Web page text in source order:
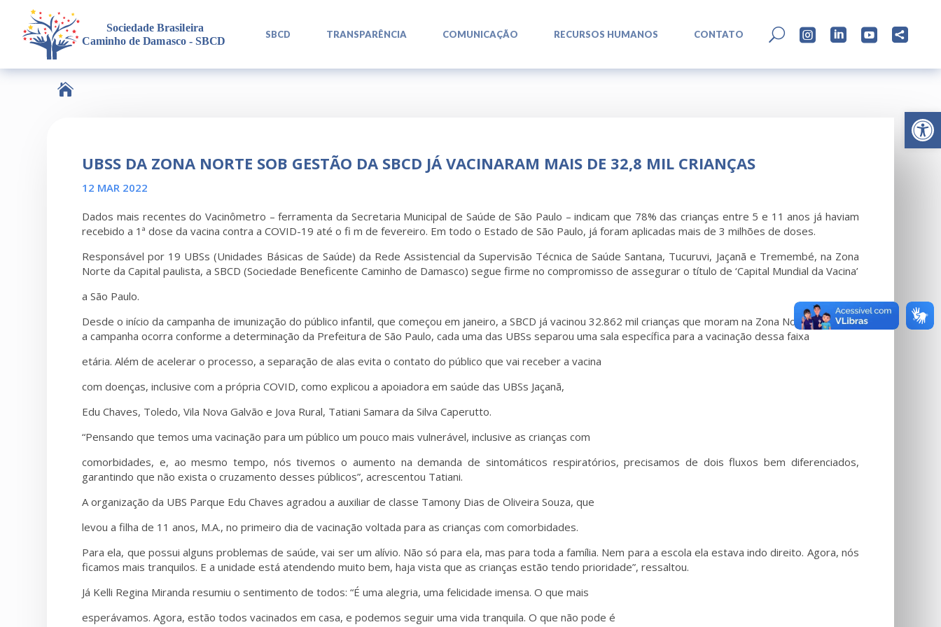
Abrir
SBCD TRANSPARÊNCIA COMUNICAÇÃO RECURSOS HUMANOS CONTATO U    

UBSS DA ZONA NORTE SOB GESTÃO DA SBCD JÁ VACINARAM MAIS DE 32,8 MIL CRIANÇAS
12 MAR 2022
Dados mais recentes do Vacinômetro – ferramenta da Secretaria Municipal de Saúde de São Paulo – indicam que 78% das crianças entre 5 e 11 anos já haviam
recebido a 1ª dose da vacina contra a COVID-19 até o fi m de fevereiro. Em todo o Estado de São Paulo, já foram aplicadas mais de 3 milhões de doses.
Responsável por 19 UBSs (Unidades Básicas de Saúde) da Rede Assistencial da Supervisão Técnica de Saúde Santana, Tucuruvi, Jaçanã e Tremembé, na Zona
Norte da Capital paulista, a SBCD (Sociedade Beneficente Caminho de Damasco) segue firme no compromisso de assegurar o título de ‘Capital Mundial da Vacina’
a São Paulo.
Desde o início da campanha de imunização do público infantil, que começou em janeiro, a SBCD já vacinou 32.862 mil crianças que moram na Zona Norte. Para que
a campanha ocorra conforme a determinação da Prefeitura de São Paulo, cada uma das UBSs separou uma sala específica para a vacinação dessa faixa
etária. Além de acelerar o processo, a separação de alas evita o contato do público que vai receber a vacina
com doenças, inclusive com a própria COVID, como explicou a apoiadora em saúde das UBSs Jaçanã,
Edu Chaves, Toledo, Vila Nova Galvão e Jova Rural, Tatiani Samara da Silva Caperutto.
“Pensando que temos uma vacinação para um público um pouco mais vulnerável, inclusive as crianças com
comorbidades, e, ao mesmo tempo, nós tivemos o aumento na demanda de sintomáticos respiratórios, precisamos de dois fluxos bem diferenciados,
garantindo que não exista o cruzamento desses públicos”, acrescentou Tatiani.
A organização da UBS Parque Edu Chaves agradou a auxiliar de classe Tamony Dias de Oliveira Souza, que
levou a filha de 11 anos, M.A., no primeiro dia de vacinação voltada para as crianças com comorbidades.
Para ela, que possui alguns problemas de saúde, vai ser um alívio. Não só para ela, mas para toda a família. Nem para a escola ela estava indo direito. Agora, nós
ficamos mais tranquilos. E a unidade está atendendo muito bem, haja vista que as crianças estão tendo prioridade”, ressaltou.
Já Kelli Regina Miranda resumiu o sentimento de todos: “É uma alegria, uma felicidade imensa. O que mais
esperávamos. Agora, estão todos vacinados em casa, e podemos seguir uma vida tranquila. O que não pode é